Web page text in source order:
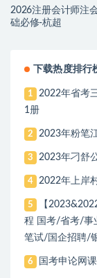
2026注册会计师注
础必修-杭超
下载热度排行
1
2022年省考
1册
2 2023年粉笔
3 2023年刁舒
4 2022年上岸
5
【
程 国考/省考/事
笔试/国企招聘/
6 国考申论网